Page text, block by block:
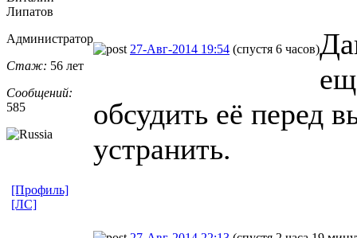
Липатов
Администратор
Стаж: 56 лет
Сообщений:
585
27-Авг-2014 19:54 (спустя 6 часов)
обсудить её перед
устранить.
[Профиль]
[ЛС]